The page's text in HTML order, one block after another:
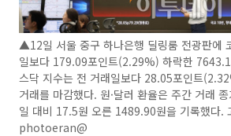
▲12일 서울 중구 하나은행 딜링룸 전광판에
일보다 179.09포인트(2.29%) 하락한
스닥 지수는 전 거래일보다 28.05포인트
거래를 마감했다. 원·달러 환율은 주간 거래
일 대비 17.5원 오른 1489.90원을 기록했다.
photoeran@